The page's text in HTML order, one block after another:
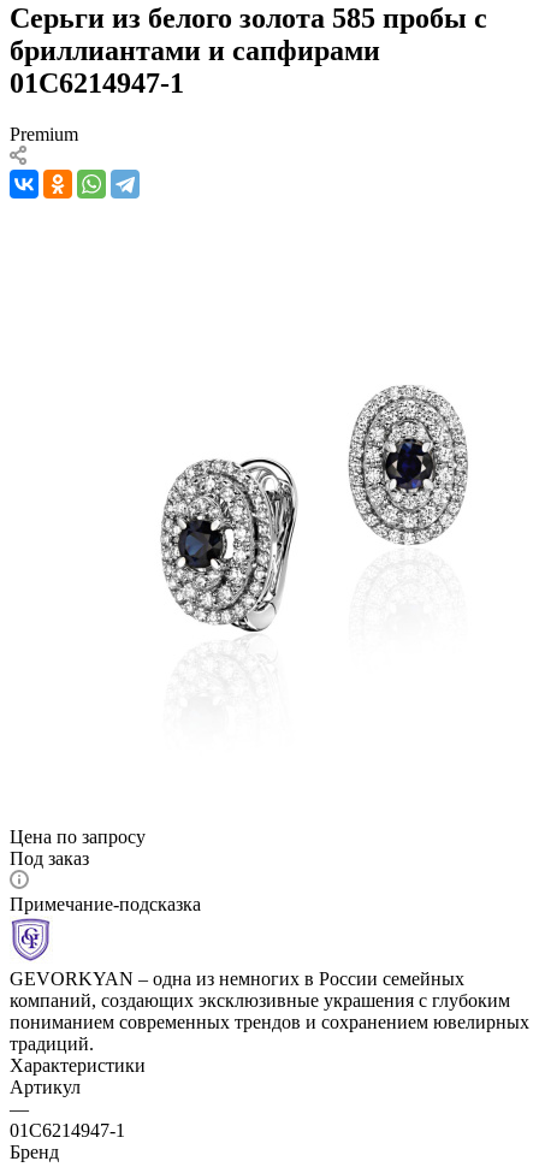
Серьги из белого золота 585 пробы с
бриллиантами и сапфирами
01С6214947-1
Premium
Цена по запросу
Под заказ
Примечание-подсказка
GEVORKYAN – одна из немногих в России семейных
компаний, создающих эксклюзивные украшения с глубоким
пониманием современных трендов и сохранением ювелирных
традиций.
Характеристики
Артикул
—
01С6214947-1
Бренд